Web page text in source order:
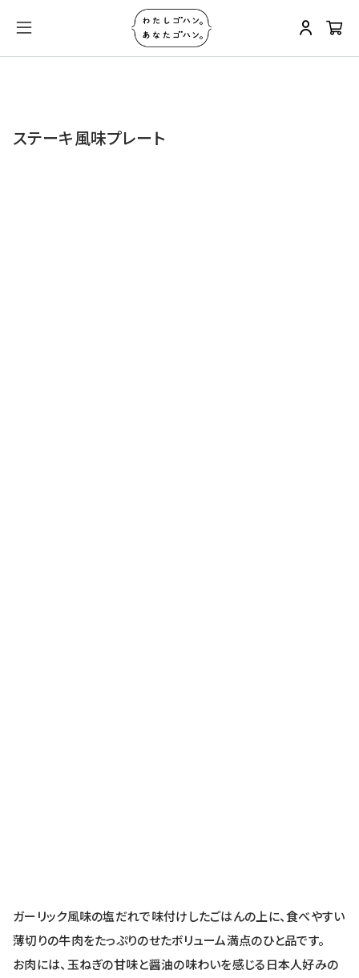
ステーキ風味プレート
ガーリック風味の塩だれで味付けしたごはんの上に、食べやすい
薄切りの牛肉をたっぷりのせたボリューム満点のひと品です。
お肉には、玉ねぎの甘味と醤油の味わいを感じる日本人好みの